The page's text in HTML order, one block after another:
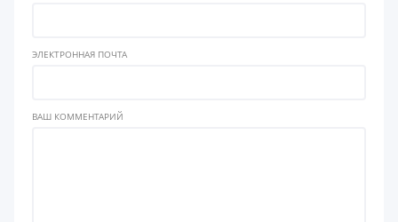
ЭЛЕКТРОННАЯ ПОЧТА
ВАШ КОММЕНТАРИЙ